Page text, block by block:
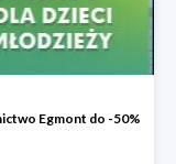
Egmont do -50%